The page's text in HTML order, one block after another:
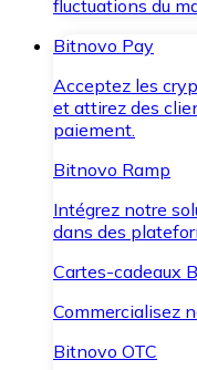
fluctuations du
Bitnovo Pay
Acceptez les
et attirez des
paiement.
Bitnovo Ramp
Intégrez notre
dans des
Cartes-cadeaux
Commercialisez
Bitnovo OTC